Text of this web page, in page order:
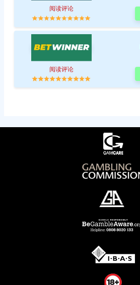
阅读评论
阅读评论